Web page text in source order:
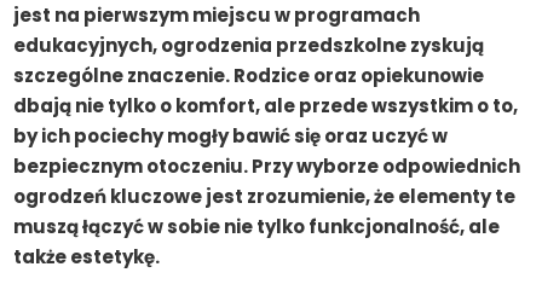
jest na pierwszym miejscu w programach
edukacyjnych, ogrodzenia przedszkolne zyskują
szczególne znaczenie. Rodzice oraz opiekunowie
dbają nie tylko o komfort, ale przede wszystkim o to,
by ich pociechy mogły bawić się oraz uczyć w
bezpiecznym otoczeniu. Przy wyborze odpowiednich
ogrodzeń kluczowe jest zrozumienie, że elementy te
muszą łączyć w sobie nie tylko funkcjonalność, ale
także estetykę.